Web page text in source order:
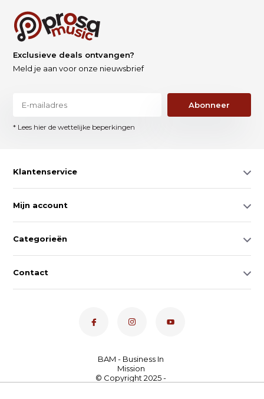
Exclusieve deals ontvangen?
Meld je aan voor onze nieuwsbrief
Abonneer
* Lees hier de wettelijke beperkingen
Klantenservice
Mijn account
Categorieën
Contact